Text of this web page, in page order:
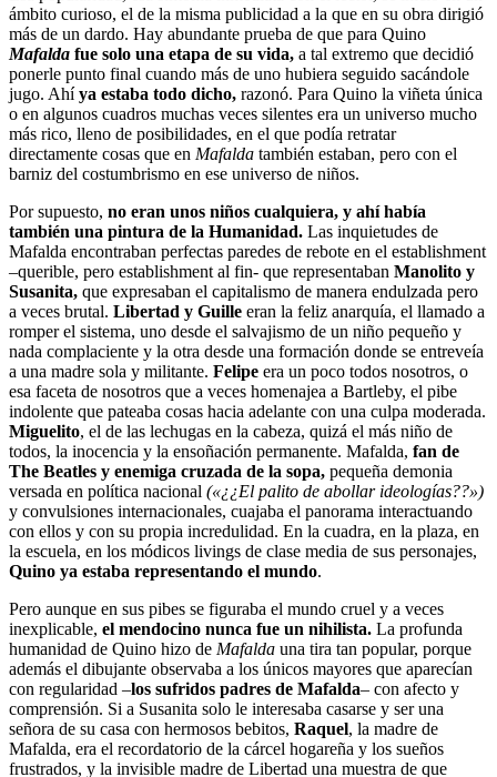
ámbito curioso, el de la misma publicidad a la que en su obra dirigió
más de un dardo. Hay abundante prueba de que para Quino
Mafalda fue solo una etapa de su vida, a tal extremo que decidió
ponerle punto final cuando más de uno hubiera seguido sacándole
jugo. Ahíya estaba todo dicho, razonó. Para Quino la viñeta única
o en algunos cuadros muchas veces silentes era un universo mucho
más rico, lleno de posibilidades, en el que podía retratar
directamente cosas que en Mafalda también estaban, pero con el
barniz del costumbrismo en ese universo de niños.
Por supuesto, no eran unos niños cualquiera, y ahí había
también una pintura de la Humanidad. Las inquietudes de
Mafalda encontraban perfectas paredes de rebote en el establishment
–querible, pero establishment al fin- que representaban Manolito y
Susanita, que expresaban el capitalismo de manera endulzada pero
a veces brutal. Libertad y Guille eran la feliz anarquía, el llamado a
romper el sistema, uno desde el salvajismo de un niño pequeño y
nada complaciente y la otra desde una formación donde se entreveía
a una madre sola y militante. Felipe era un poco todos nosotros, o
esa faceta de nosotros que a veces homenajea a Bartleby, el pibe
indolente que pateaba cosas hacia adelante con una culpa moderada.
Miguelito, el de las lechugas en la cabeza, quizá el más niño de
todos, la inocencia y la ensoñación permanente. Mafalda, fan de
The Beatles y enemiga cruzada de la sopa, pequeña demonia
versada en política nacional («¿¿El palito de abollar ideologías??»)
y convulsiones internacionales, cuajaba el panorama interactuando
con ellos y con su propia incredulidad. En la cuadra, en la plaza, en
la escuela, en los módicos livings de clase media de sus personajes,
Quino ya estaba representando el mundo.
Pero aunque en sus pibes se figuraba el mundo cruel y a veces
inexplicable, el mendocino nunca fue un nihilista. La profunda
humanidad de Quino hizo de Mafalda una tira tan popular, porque
además el dibujante observaba a los únicos mayores que aparecían
con regularidad –los sufridos padres de Mafalda– con afecto y
comprensión. Si a Susanita solo le interesaba casarse y ser una
señora de su casa con hermosos bebitos, Raquel, la madre de
Mafalda, era el recordatorio de la cárcel hogareña y los sueños
frustrados, y la invisible madre de Libertad una muestra de que